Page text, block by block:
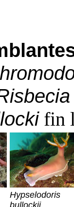
fin
Hypselodoris
bullockii